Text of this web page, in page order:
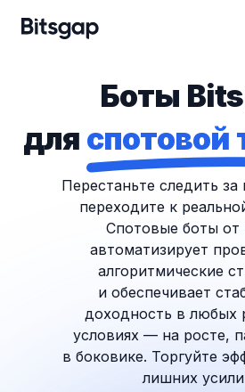
Боты
для спотовой
Перестаньте следить
переходите к
Спотовые боты от
автоматизирует
алгоритмические
и обеспечивает
доходность в любых
условиях — на росте,
в боковике. Торгуйте
лишних